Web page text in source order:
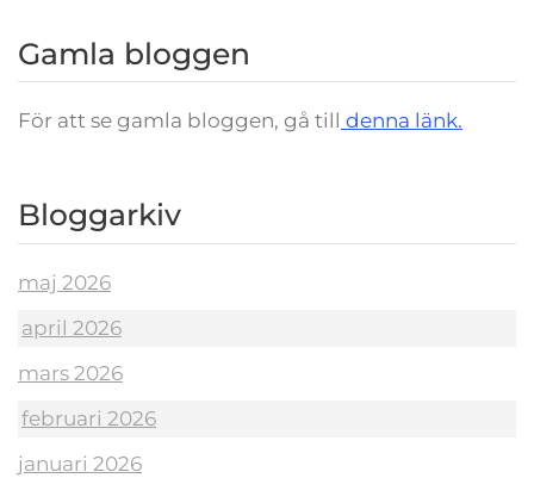
Gamla bloggen
För att se gamla bloggen, gå till denna länk.
Bloggarkiv
maj 2026
april 2026
mars 2026
februari 2026
januari 2026